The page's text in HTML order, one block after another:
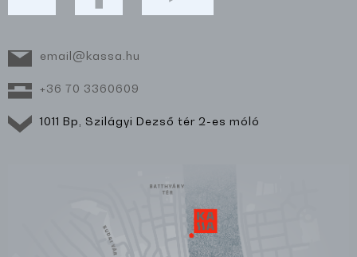
email@kassa.hu
+36 70 3360609
1011 Bp, Szilágyi Dezső tér 2-es móló